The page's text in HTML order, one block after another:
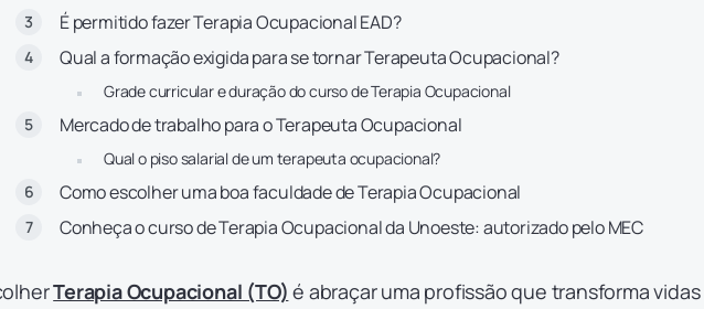
É permitido fazer Terapia Ocupacional EAD?
Qual a formação exigida para se tornar Terapeuta Ocupacional?
Grade curricular e duração do curso de Terapia Ocupacional
Mercado de trabalho para o Terapeuta Ocupacional
Qual o piso salarial de um terapeuta ocupacional?
Como escolher uma boa faculdade de Terapia Ocupacional
Conheça o curso de Terapia Ocupacional da Unoeste: autorizado pelo MEC
Terapia Ocupacional (TO) é abraçar uma profissão que transforma vidas